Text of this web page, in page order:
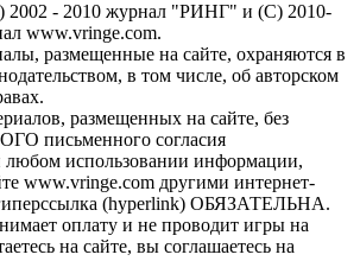
2002 - 2010 журнал "РИНГ" и (С) 2010-
www.vringe.com.
размещенные на сайте, охраняются в
в том числе, об авторском
размещенных на сайте, без
письменного согласия
использовании информации,
www.vringe.com другими интернет-
(hyperlink) ОБЯЗАТЕЛЬНА.
оплату и не проводит игры на
на сайте, вы соглашаетесь на